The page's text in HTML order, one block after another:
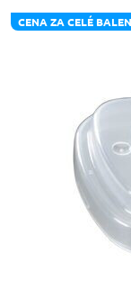
CENA ZA CELÉ